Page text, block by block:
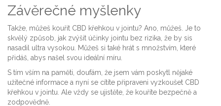
Závěrečné myšlenky
Takže, můžeš kouřit CBD křehkou v jointu? Ano, můžeš. Je to
skvělý způsob, jak zvýšit účinky jointu bez rizika, že by sis
nasadil ultra vysokou. Můžeš si také hrát s množstvím, které
přidáš, abys našel svou ideální míru.
S tím vším na paměti, doufám, že jsem vám poskytl nějaké
užitečné informace a nyní se cítíte připraveni vyzkoušet CBD
křehkou v jointu. Ale vždy se ujistěte, že kouříte bezpečně a
zodpovědně.